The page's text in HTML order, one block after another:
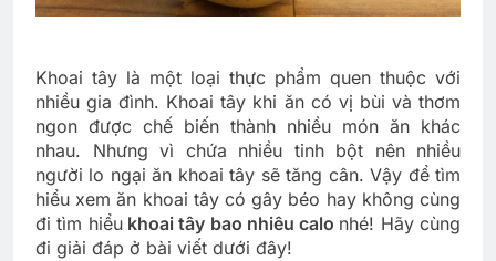
Khoai tây là một loại thực phẩm quen thuộc với
nhiều gia đình. Khoai tây khi ăn có vị bùi và thơm
ngon được chế biến thành nhiều món ăn khác
nhau. Nhưng vì chứa nhiều tinh bột nên nhiều
người lo ngại ăn khoai tây sẽ tăng cân. Vậy để tìm
hiểu xem ăn khoai tây có gây béo hay không cùng
đi tìm hiểukhoai tây bao nhiêu calo nhé! Hãy cùng
đi giải đáp ở bài viết dưới đây!